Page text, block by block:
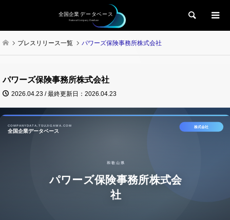
検索
プレスリリース一覧 パワーズ保険事務所株式会社
パワーズ保険事務所株式会社
2026.04.23 / 最終更新日：2026.04.23